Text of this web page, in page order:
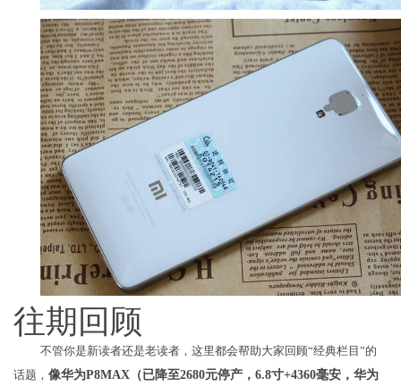
往期回顾
不管你是新读者还是老读者，这里都会帮助大家回顾“经典栏目”的
话题， 像华为P8MAX（已降至2680元停产，6.8寸+4360毫安，华为